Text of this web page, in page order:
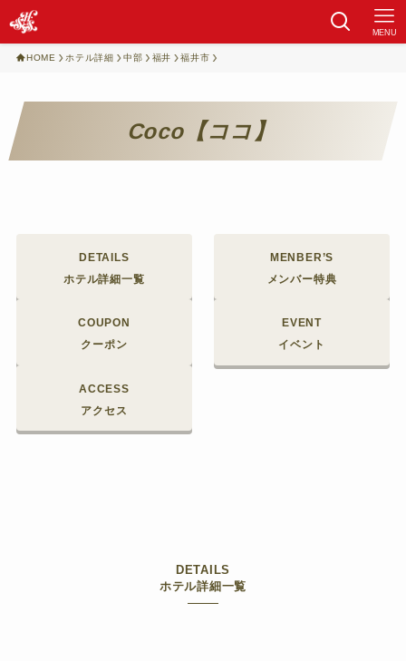
MENU
HOME ホテル詳細 中部 福井 福井市
Coco【ココ】
DETAILS
ホテル詳細一覧
MENBER’S
メンバー特典
COUPON
クーポン
EVENT
イベント
ACCESS
アクセス
DETAILS
ホテル詳細一覧